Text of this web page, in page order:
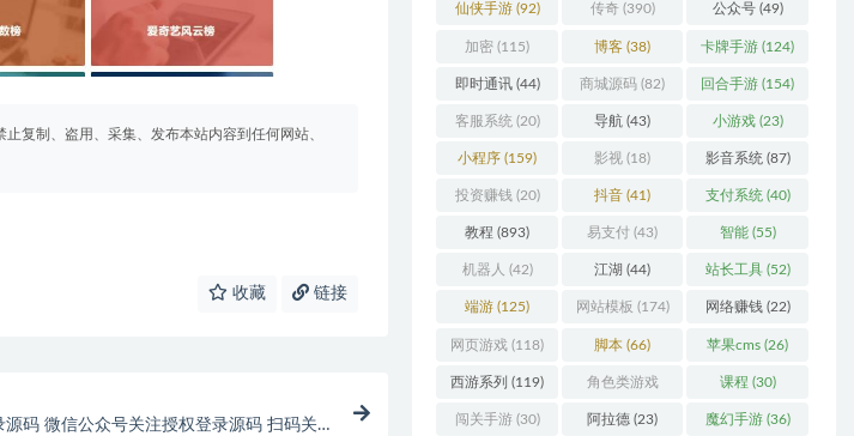
复制、盗用、采集、发布本站内容到任何网站、
收藏 链接
码 微信公众号关注授权登录源码 扫码关注
仙侠手游(92) 传奇(390) 公众号(49)
加密 (115) 博客 (38) 卡牌手游 (124)
即时通讯(44) 商城源码 (82) 回合手游 (154)
客服系统 (20) 导航 (43) 小游戏(23)
小程序 (159) 影视 (18) 影音系统 (87)
投资赚钱 (20) 抖音 (41) 支付系统 (40)
教程 (893) 易支付 (43) 智能(55)
机器人 (42) 江湖 (44) 站长工具(52)
端游 (125) 网站模板 (174) 网络赚钱(22)
网页游戏 (118) 脚本 (66) 苹果cms (26)
西游系列 (119) 角色类游戏
(306)
课程 (30)
闯关手游(30) 阿拉德 (23) 魔幻手游(36)